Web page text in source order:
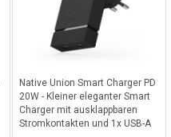
Native Union Smart Charger PD
20W - Kleiner eleganter Smart
Charger mit ausklappbaren
Stromkontakten und 1x USB-A